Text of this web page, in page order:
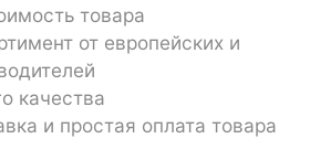
товара
от европейских и
качества
и простая оплата товара